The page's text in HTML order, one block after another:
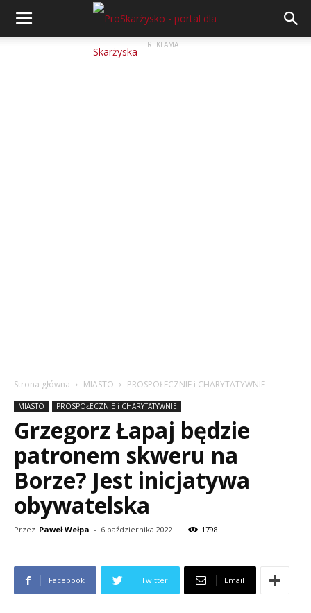
REKLAMA
Strona główna MIASTO PROSPOŁECZNIE i CHARYTATYWNIE
MIASTO PROSPOŁECZNIE i CHARYTATYWNIE
Grzegorz Łapaj będzie
patronem skweru na
Borze? Jest inicjatywa
obywatelska
Przez Paweł Wełpa - 6 października 2022 1798
Facebook Twitter Email